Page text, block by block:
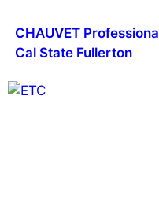
CHAUVET
Cal State Fullerton